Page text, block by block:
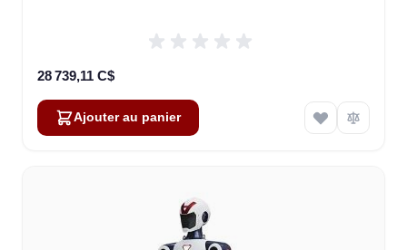
28 739,11 C$
Ajouter au panier